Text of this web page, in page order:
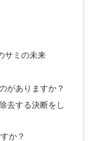
サミの未来
がありますか？
去する決断をし
か？